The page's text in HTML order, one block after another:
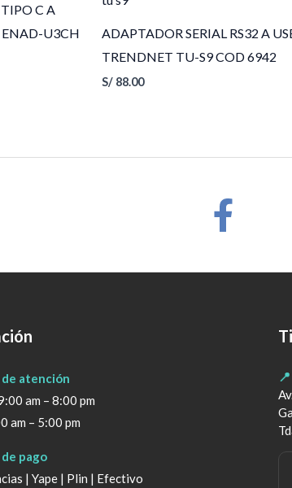
C A
U3CH
ADAPTADOR SERIAL RS32 A
TRENDNET TU-S9 COD 6942
S/ 88.00
de atención
am – 8:00 pm
am – 5:00 pm
pago
| Yape | Plin | Efectivo